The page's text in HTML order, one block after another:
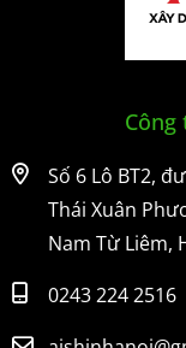
Công
Số 6 Lô BT2,
Thái Xuân
Nam Từ Liêm,
0243 224 2516